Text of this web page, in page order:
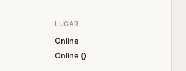
LUGAR
Online
Online ()